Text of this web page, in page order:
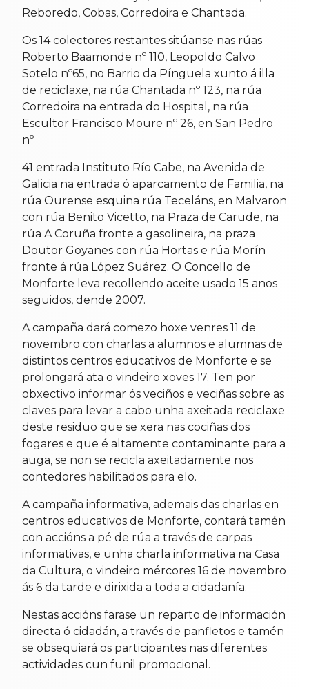
Reboredo, Cobas, Corredoira e Chantada.
Os 14 colectores restantes sitúanse nas rúas
Roberto Baamonde nº 110, Leopoldo Calvo
Sotelo nº65, no Barrio da Pínguela xunto á illa
de reciclaxe, na rúa Chantada nº 123, na rúa
Corredoira na entrada do Hospital, na rúa
Escultor Francisco Moure nº 26, en San Pedro
nº
41 entrada Instituto Río Cabe, na Avenida de
Galicia na entrada ó aparcamento de Familia, na
rúa Ourense esquina rúa Teceláns, en Malvaron
con rúa Benito Vicetto, na Praza de Carude, na
rúa A Coruña fronte a gasolineira, na praza
Doutor Goyanes con rúa Hortas e rúa Morín
fronte á rúa López Suárez. O Concello de
Monforte leva recollendo aceite usado 15 anos
seguidos, dende 2007.
A campaña dará comezo hoxe venres 11 de
novembro con charlas a alumnos e alumnas de
distintos centros educativos de Monforte e se
prolongará ata o vindeiro xoves 17. Ten por
obxectivo informar ós veciños e veciñas sobre as
claves para levar a cabo unha axeitada reciclaxe
deste residuo que se xera nas cociñas dos
fogares e que é altamente contaminante para a
auga, se non se recicla axeitadamente nos
contedores habilitados para elo.
A campaña informativa, ademais das charlas en
centros educativos de Monforte, contará tamén
con accións a pé de rúa a través de carpas
informativas, e unha charla informativa na Casa
da Cultura, o vindeiro mércores 16 de novembro
ás 6 da tarde e dirixida a toda a cidadanía.
Nestas accións farase un reparto de información
directa ó cidadán, a través de panfletos e tamén
se obsequiará os participantes nas diferentes
actividades cun funil promocional.